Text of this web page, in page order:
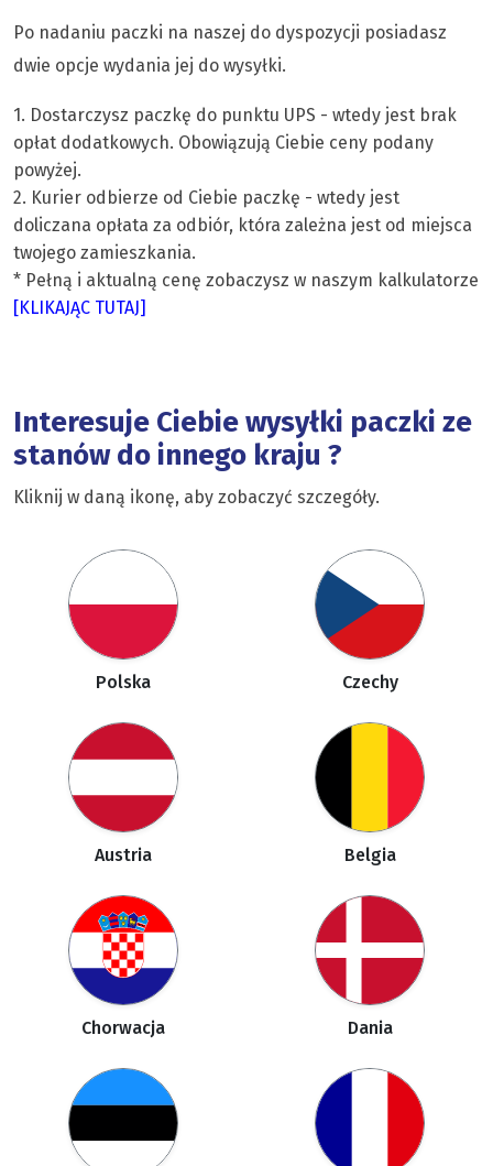
Po nadaniu paczki na naszej do dyspozycji posiadasz
dwie opcje wydania jej do wysyłki.
1. Dostarczysz paczkę do punktu UPS - wtedy jest brak
opłat dodatkowych. Obowiązują Ciebie ceny podany
powyżej.
2. Kurier odbierze od Ciebie paczkę - wtedy jest
doliczana opłata za odbiór, która zależna jest od miejsca
twojego zamieszkania.
* Pełną i aktualną cenę zobaczysz w naszym kalkulatorze
[KLIKAJĄC TUTAJ]
Interesuje Ciebie wysyłki paczki ze
stanów do innego kraju ?
Kliknij w daną ikonę, aby zobaczyć szczegóły.
Polska Czechy
Austria Belgia
Chorwacja Dania